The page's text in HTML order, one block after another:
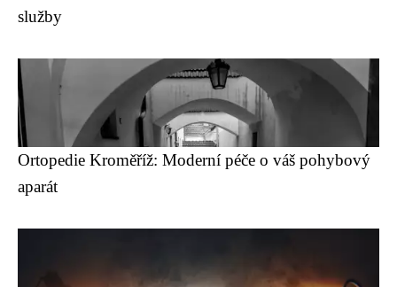
služby
Ortopedie Kroměříž: Moderní péče o váš pohybový
aparát